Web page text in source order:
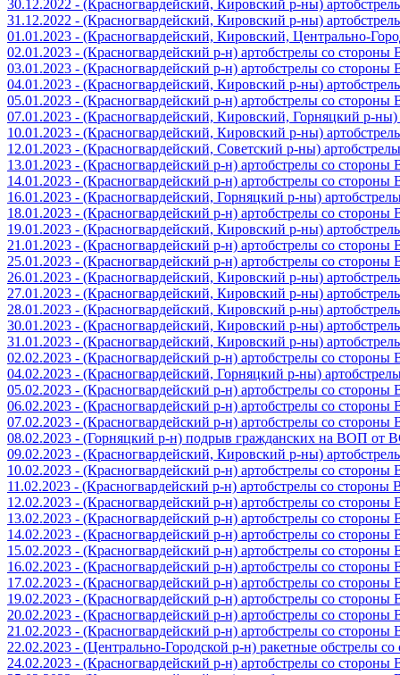
30.12.2022 - (Красногвардейский, Кировский р-ны)
31.12.2022 - (Красногвардейский, Кировский р-ны)
01.01.2023 - (Красногвардейский, Кировский, Центрально-
02.01.2023 - (Красногвардейский р-н) артобстрелы со
03.01.2023 - (Красногвардейский р-н) артобстрелы со
04.01.2023 - (Красногвардейский, Кировский р-ны)
05.01.2023 - (Красногвардейский р-н) артобстрелы со
07.01.2023 - (Красногвардейский, Кировский, Горняцкий р-
10.01.2023 - (Красногвардейский, Кировский р-ны)
12.01.2023 - (Красногвардейский, Советский р-ны)
13.01.2023 - (Красногвардейский р-н) артобстрелы со
14.01.2023 - (Красногвардейский р-н) артобстрелы со
16.01.2023 - (Красногвардейский, Горняцкий р-ны)
18.01.2023 - (Красногвардейский р-н) артобстрелы со
19.01.2023 - (Красногвардейский, Кировский р-ны)
21.01.2023 - (Красногвардейский р-н) артобстрелы со
25.01.2023 - (Красногвардейский р-н) артобстрелы со
26.01.2023 - (Красногвардейский, Кировский р-ны)
27.01.2023 - (Красногвардейский, Кировский р-ны)
28.01.2023 - (Красногвардейский, Кировский р-ны)
30.01.2023 - (Красногвардейский, Кировский р-ны)
31.01.2023 - (Красногвардейский, Кировский р-ны)
02.02.2023 - (Красногвардейский р-н) артобстрелы со
04.02.2023 - (Красногвардейский, Горняцкий р-ны)
05.02.2023 - (Красногвардейский р-н) артобстрелы со
06.02.2023 - (Красногвардейский р-н) артобстрелы со
07.02.2023 - (Красногвардейский р-н) артобстрелы со
08.02.2023 - (Горняцкий р-н) подрыв гражданских на ВОП от
09.02.2023 - (Красногвардейский, Кировский р-ны)
10.02.2023 - (Красногвардейский р-н) артобстрелы со
11.02.2023 - (Красногвардейский р-н) артобстрелы со стороны
12.02.2023 - (Красногвардейский р-н) артобстрелы со
13.02.2023 - (Красногвардейский р-н) артобстрелы со
14.02.2023 - (Красногвардейский р-н) артобстрелы со
15.02.2023 - (Красногвардейский р-н) артобстрелы со
16.02.2023 - (Красногвардейский р-н) артобстрелы со
17.02.2023 - (Красногвардейский р-н) артобстрелы со
19.02.2023 - (Красногвардейский р-н) артобстрелы со
20.02.2023 - (Красногвардейский р-н) артобстрелы со
21.02.2023 - (Красногвардейский р-н) артобстрелы со
22.02.2023 - (Центрально-Городской р-н) ракетные обстрелы
24.02.2023 - (Красногвардейский р-н) артобстрелы со